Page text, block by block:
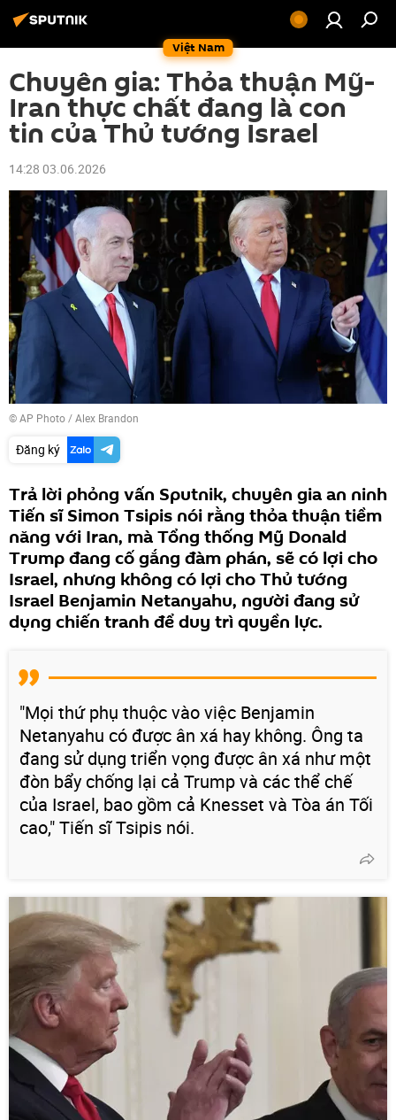
Việt Nam
Chuyên gia: Thỏa thuận Mỹ-
Iran thực chất đang là con
tin của Thủ tướng Israel
14:28 03.06.2026
© AP Photo / Alex Brandon
Đăng ký
Trả lời phỏng vấn Sputnik, chuyên gia an ninh
Tiến sĩ Simon Tsipis nói rằng thỏa thuận tiềm
năng với Iran, mà Tổng thống Mỹ Donald
Trump đang cố gắng đàm phán, sẽ có lợi cho
Israel, nhưng không có lợi cho Thủ tướng
Israel Benjamin Netanyahu, người đang sử
dụng chiến tranh để duy trì quyền lực.
"Mọi thứ phụ thuộc vào việc Benjamin
Netanyahu có được ân xá hay không. Ông ta
đang sử dụng triển vọng được ân xá như một
đòn bẩy chống lại cả Trump và các thể chế
của Israel, bao gồm cả Knesset và Tòa án Tối
cao," Tiến sĩ Tsipis nói.